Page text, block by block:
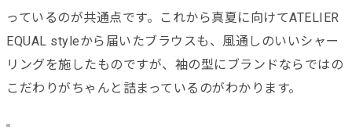
っているのが共通点です。これから真夏に向けてATELIER
EQUAL styleから届いたブラウスも、風通しのいいシャー
リングを施したものですが、袖の型にブランドならではの
こだわりがちゃんと詰まっているのがわかります。